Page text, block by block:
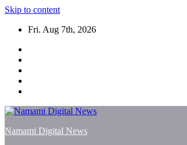
Skip to content
Fri. Aug 7th, 2026
Namami Digital News